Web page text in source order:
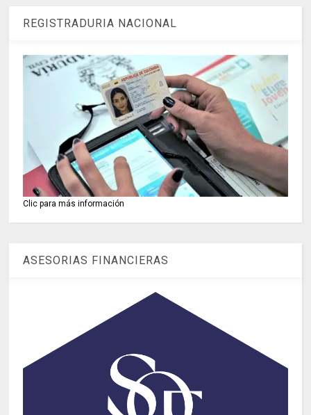
REGISTRADURIA NACIONAL
Clic para más información
ASESORIAS FINANCIERAS